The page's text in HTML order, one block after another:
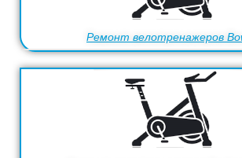
Ремонт велотренажеров